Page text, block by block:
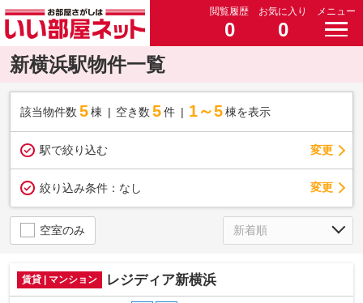
閲覧履歴
0
お気に入り
0
メニュー
新横浜駅物件一覧
該当物件数 5棟 空き数 5 件 1～5 棟を表示
駅で絞り込む 変更
絞り込み条件： なし 変更
空室のみ
賃貸 | マンション レジディア新横浜